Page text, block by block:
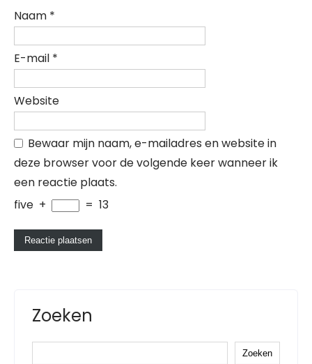
Naam *
E-mail *
Website
Bewaar mijn naam, e-mailadres en website in
deze browser voor de volgende keer wanneer ik
een reactie plaats.
five + = 13
Zoeken
Zoeken